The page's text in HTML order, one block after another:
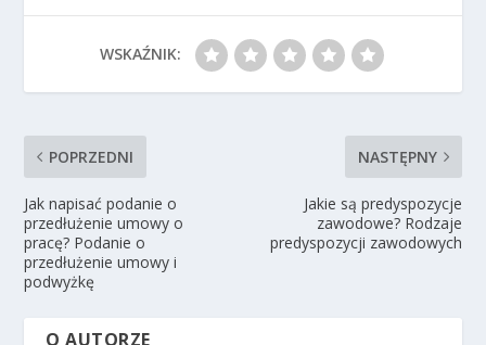
WSKAŹNIK:
POPRZEDNI
Jak napisać podanie o
przedłużenie umowy o
pracę? Podanie o
przedłużenie umowy i
podwyżkę
NASTĘPNY
Jakie są predyspozycje
zawodowe? Rodzaje
predyspozycji zawodowych
O AUTORZE